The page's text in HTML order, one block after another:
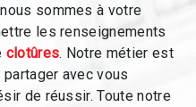
sommes à votre
les renseignements
clotûres. Notre métier est
avec vous
de réussir. Toute notre